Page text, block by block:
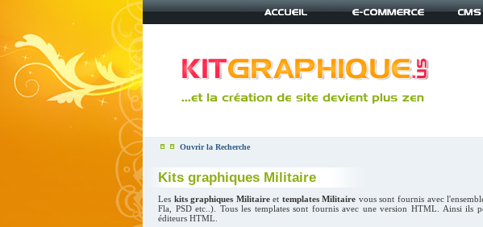
Ouvrir la Recherche
Kits graphiques Militaire
Les kits graphiques Militaireet templates Militaire vous sont fournis avec
Fla, PSD etc..). Tous les templates sont fournis avec une version HTML. Ainsi ils
éditeurs HTML.